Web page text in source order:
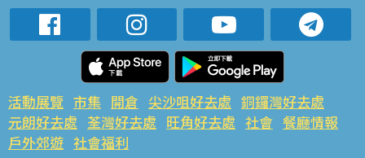
活動展覽 市集 開倉 尖沙咀好去處 銅鑼灣好去處
元朗好去處 荃灣好去處 旺角好去處 社會 餐廳情報
戶外郊遊 社會福利